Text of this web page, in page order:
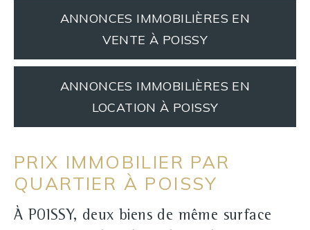
ANNONCES IMMOBILIÈRES EN
VENTE À POISSY
ANNONCES IMMOBILIÈRES EN
LOCATION À POISSY
PRIX IMMOBILIER PAR
QUARTIER À POISSY
À POISSY, deux biens de même surface